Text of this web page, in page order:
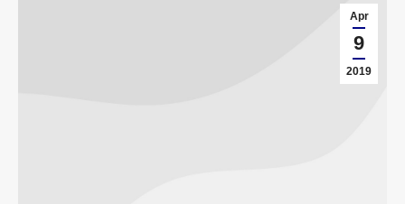
Apr
9
2019